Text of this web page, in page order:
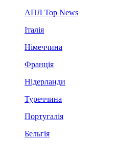
АПЛ Top News
Італія
Німеччина
Франція
Нідерланди
Туреччина
Португалія
Бельгія